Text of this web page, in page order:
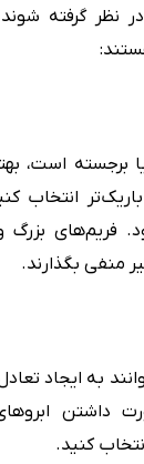
نظر گرفته
برجسته است،
انتخاب
فریم‌های بزرگ
منفی بگذارند.
به ایجاد
داشتن
کنید.